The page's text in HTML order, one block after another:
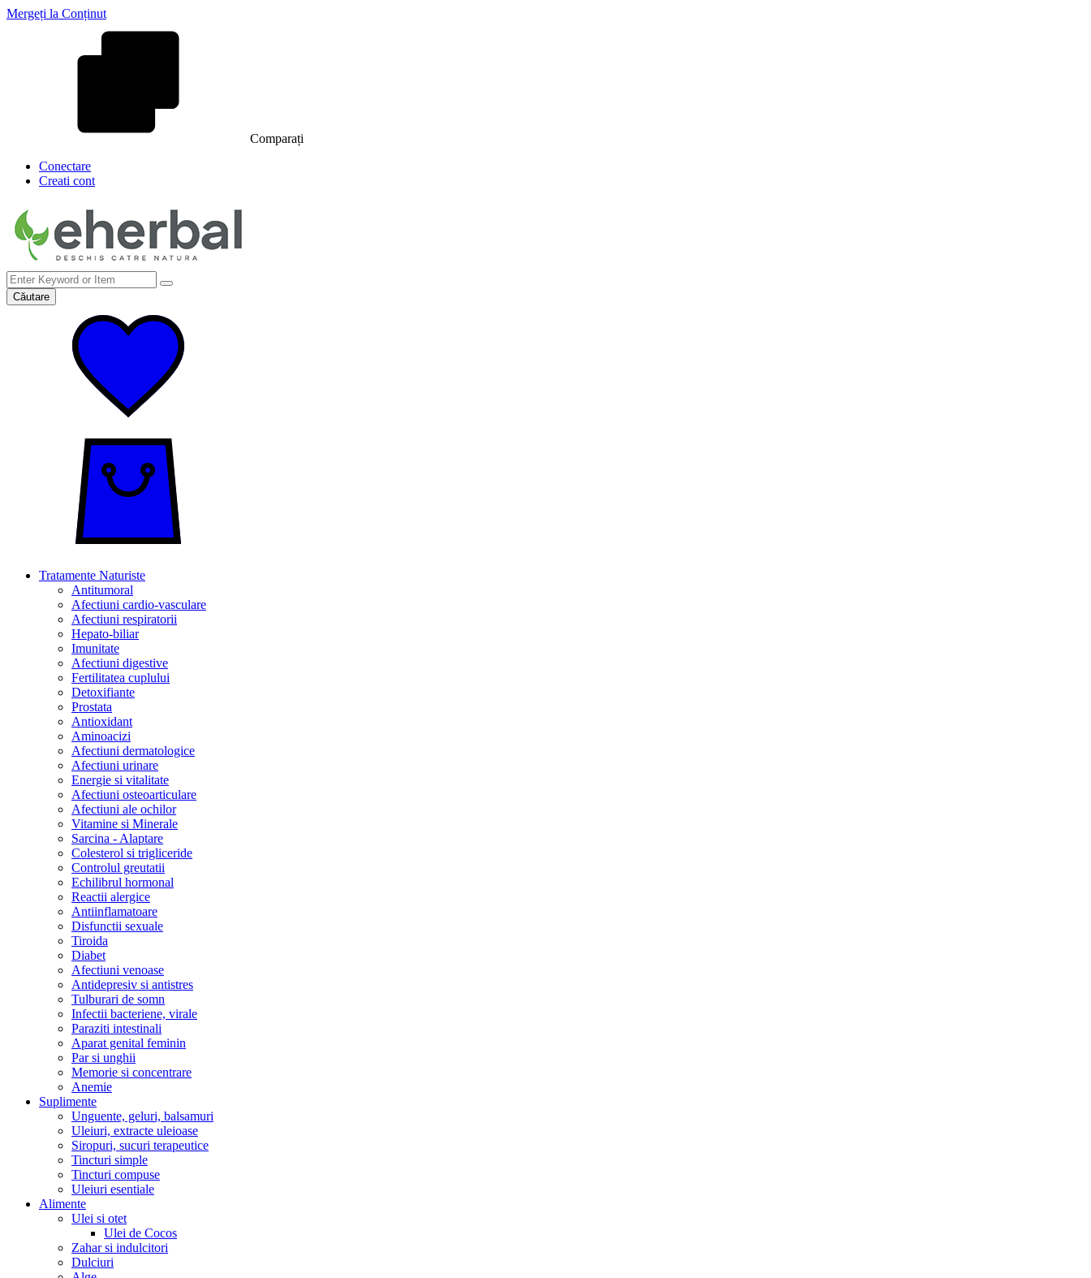
Mergeți la Conținut
Comparați
Conectare
Creati cont
Căutare
Tratamente Naturiste
Antitumoral
Afectiuni cardio-vasculare
Afectiuni respiratorii
Hepato-biliar
Imunitate
Afectiuni digestive
Fertilitatea cuplului
Detoxifiante
Prostata
Antioxidant
Aminoacizi
Afectiuni dermatologice
Afectiuni urinare
Energie si vitalitate
Afectiuni osteoarticulare
Afectiuni ale ochilor
Vitamine si Minerale
Sarcina - Alaptare
Colesterol si trigliceride
Controlul greutatii
Echilibrul hormonal
Reactii alergice
Antiinflamatoare
Disfunctii sexuale
Tiroida
Diabet
Afectiuni venoase
Antidepresiv si antistres
Tulburari de somn
Infectii bacteriene, virale
Paraziti intestinali
Aparat genital feminin
Par si unghii
Memorie si concentrare
Anemie
Suplimente
Unguente, geluri, balsamuri
Uleiuri, extracte uleioase
Siropuri, sucuri terapeutice
Tincturi simple
Tincturi compuse
Uleiuri esentiale
Alimente
Ulei si otet
Ulei de Cocos
Zahar si indulcitori
Dulciuri